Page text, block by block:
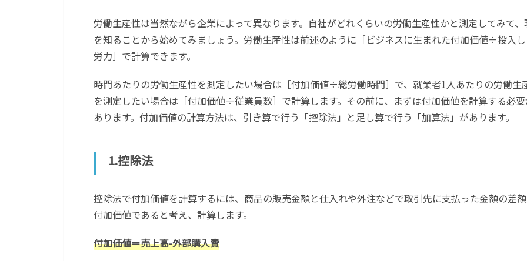
労働生産性は当然ながら企業によって異なります。自社がどれくらいの労働生産性かと測定してみて、
を知ることから始めてみましょう。労働生産性は前述のように［ビジネスに生まれた付加価値÷投入
労力］で計算できます。
時間あたりの労働生産性を測定したい場合は［付加価値÷総労働時間］で、就業者1人あたりの労働生
を測定したい場合は［付加価値÷従業員数］で計算します。その前に、まずは付加価値を計算する必
あります。付加価値の計算方法は、引き算で行う「控除法」と足し算で行う「加算法」があります。
1.控除法
控除法で付加価値を計算するには、商品の販売金額と仕入れや外注などで取引先に支払った金額の差
付加価値であると考え、計算します。
付加価値＝売上高-外部購入費